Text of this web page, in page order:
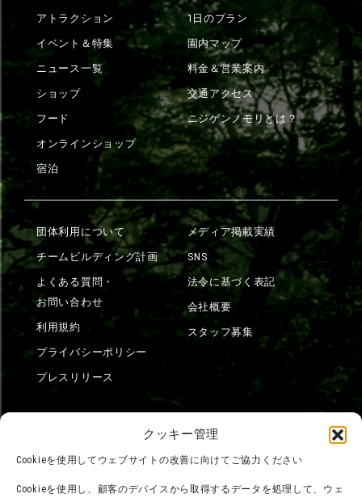
クッキー管理
Cookieを使用してウェブサイトの改善に向けてご協力ください
Cookieを使用し、顧客のデバイスから取得するデータを処理して、ウェ
アトラクション
イベント＆特集
ニュース一覧
ショップ
フード
オンラインショップ
宿泊
1日のプラン
園内マップ
料金＆営業案内
交通アクセス
ニジゲンノモリとは？
団体利用について
チームビルディング計画
よくある質問・
お問い合わせ
利用規約
プライバシーポリシー
プレスリリース
メディア掲載実績
SNS
法令に基づく表記
会社概要
スタッフ募集